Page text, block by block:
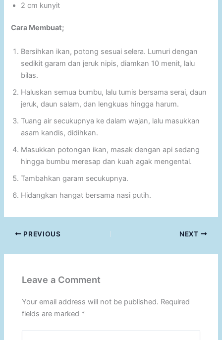
2 cm kunyit
Cara Membuat;
Bersihkan ikan, potong sesuai selera. Lumuri dengan
sedikit garam dan jeruk nipis, diamkan 10 menit, lalu
bilas.
Haluskan semua bumbu, lalu tumis bersama serai, daun
jeruk, daun salam, dan lengkuas hingga harum.
Tuang air secukupnya ke dalam wajan, lalu masukkan
asam kandis, didihkan.
Masukkan potongan ikan, masak dengan api sedang
hingga bumbu meresap dan kuah agak mengental.
Tambahkan garam secukupnya.
Hidangkan hangat bersama nasi putih.
PREVIOUS NEXT
Leave a Comment
Your email address will not be published. Required
fields are marked *